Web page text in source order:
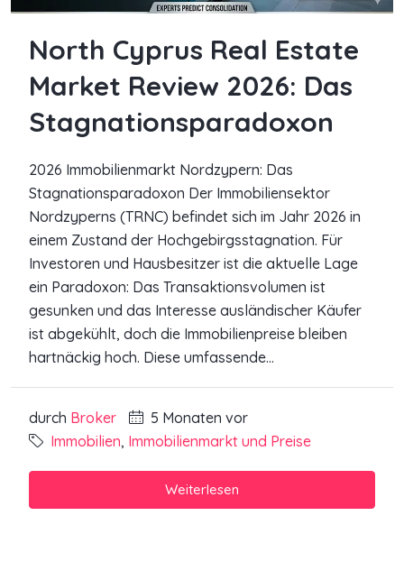
North Cyprus Real Estate
Market Review 2026: Das
Stagnationsparadoxon
2026 Immobilienmarkt Nordzypern: Das
Stagnationsparadoxon Der Immobiliensektor
Nordzyperns (TRNC) befindet sich im Jahr 2026 in
einem Zustand der Hochgebirgsstagnation. Für
Investoren und Hausbesitzer ist die aktuelle Lage
ein Paradoxon: Das Transaktionsvolumen ist
gesunken und das Interesse ausländischer Käufer
ist abgekühlt, doch die Immobilienpreise bleiben
hartnäckig hoch. Diese umfassende...
durch Broker
5 Monaten vor
Immobilien, Immobilienmarkt und Preise
Weiterlesen